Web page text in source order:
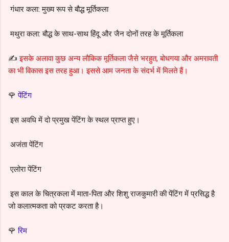
गंधार कला: मुख्य रूप से बौद्ध मूर्तिकला
मथुरा कला: बौद्ध के साथ-साथ हिंदू और जैन दोनों तरह के मूर्तिकला
✍️इसके अलावा कुछ अन्य लौकिक मूर्तिकला जैसे भरहुत, बोधगया और अमरावती
का भी विकास इस तरह हुआ।इससे आम जनता के संदर्भ में मिलते हैं।
🌹पेंटिंग
इस अवधि में दो प्रमुख पेंटिंग के स्थल प्राप्त हुए।
अजंता पेंटिंग
एलोरा पेंटिंग
इस काल के चित्रकला में माता-पिता और शिशु राजकुमारी की पेंटिंग में प्रसिद्ध है
जो कलात्मकता को प्रकट करता है।
🌹रिम